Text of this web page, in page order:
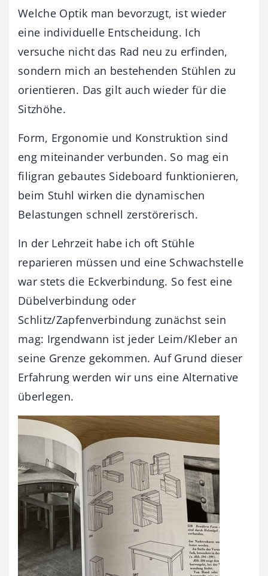
Welche Optik man bevorzugt, ist wieder
eine individuelle Entscheidung. Ich
versuche nicht das Rad neu zu erfinden,
sondern mich an bestehenden Stühlen zu
orientieren. Das gilt auch wieder für die
Sitzhöhe.
Form, Ergonomie und Konstruktion sind
eng miteinander verbunden. So mag ein
filigran gebautes Sideboard funktionieren,
beim Stuhl wirken die dynamischen
Belastungen schnell zerstörerisch.
In der Lehrzeit habe ich oft Stühle
reparieren müssen und eine Schwachstelle
war stets die Eckverbindung. So fest eine
Dübelverbindung oder
Schlitz/Zapfenverbindung zunächst sein
mag: Irgendwann ist jeder Leim/Kleber an
seine Grenze gekommen. Auf Grund dieser
Erfahrung werden wir uns eine Alternative
überlegen.